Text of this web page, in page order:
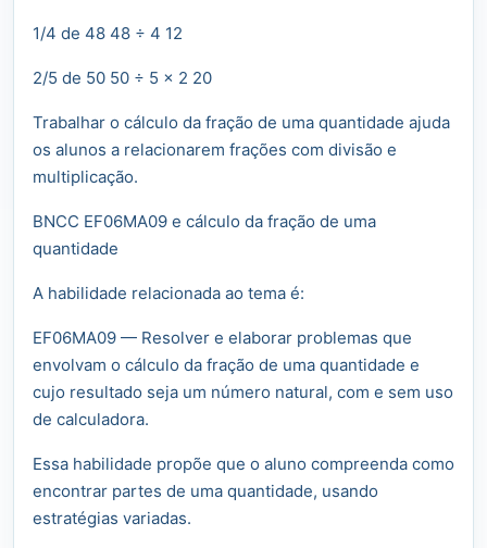
1/4 de 48 48 ÷ 4 12
2/5 de 50 50 ÷ 5 x 2 20
Trabalhar o cálculo da fração de uma quantidade ajuda
os alunos a relacionarem frações com divisão e
multiplicação.
BNCC EF06MA09 e cálculo da fração de uma
quantidade
A habilidade relacionada ao tema é:
EF06MA09 — Resolver e elaborar problemas que
envolvam o cálculo da fração de uma quantidade e
cujo resultado seja um número natural, com e sem uso
de calculadora.
Essa habilidade propõe que o aluno compreenda como
encontrar partes de uma quantidade, usando
estratégias variadas.